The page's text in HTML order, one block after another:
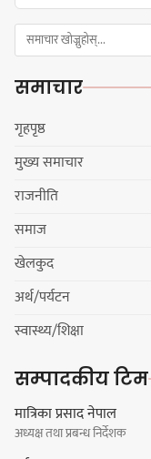
समाचार
गृहपृष्ठ
मुख्य समाचार
राजनीति
समाज
खेलकुद
अर्थ/पर्यटन
स्वास्थ्य/शिक्षा
सम्पादकीय टिम
मात्रिका प्रसाद नेपाल
अध्यक्ष तथा प्रबन्ध निर्देशक